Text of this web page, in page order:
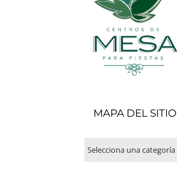
MAPA DEL SITIO